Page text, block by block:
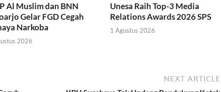
Al Muslim dan BNN
Gelar FGD Cegah
Narkoba
2026
Unesa Raih Top-3 Media
Relations Awards 2026 SPS
1 Agustus 2026
NEXT ARTICLE